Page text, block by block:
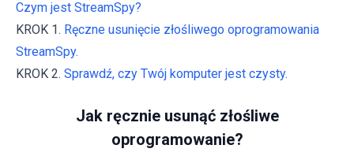
Czym jest StreamSpy?
KROK 1. Ręczne usunięcie złośliwego oprogramowania
StreamSpy.
KROK 2. Sprawdź, czy Twój komputer jest czysty.
Jak ręcznie usunąć złośliwe
oprogramowanie?